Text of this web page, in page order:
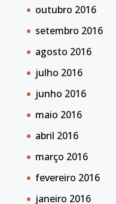
outubro 2016
setembro 2016
agosto 2016
julho 2016
junho 2016
maio 2016
abril 2016
março 2016
fevereiro 2016
janeiro 2016